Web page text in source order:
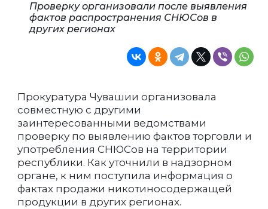
Проверку организовали после выявления
фактов распространения СНЮСов в
других регионах
Прокуратура Чувашии организовала
совместную с другими
заинтересованными ведомствами
проверку по выявлению фактов торговли и
употребления СНЮСов на территории
республики. Как уточнили в надзорном
органе, к ним поступила информация о
фактах продажи никотиносодержащей
продукции в других регионах.